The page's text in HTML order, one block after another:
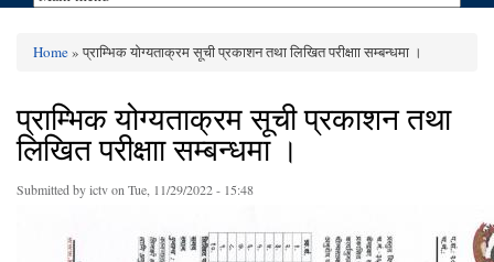
You are here
Home» प्राम्भिक योग्यताक्रम सूची प्रकाशन तथा लिखित परीक्षाा सम्बन्धमा ।
प्राम्भिक योग्यताक्रम सूची प्रकाशन तथा
लिखित परीक्षाा सम्बन्धमा ।
Submitted byictvon Tue, 11/29/2022 - 15:48